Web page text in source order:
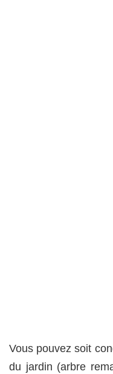
Vous pouvez soit
du jardin (arbre